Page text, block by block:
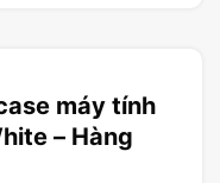
máy tính
– Hàng